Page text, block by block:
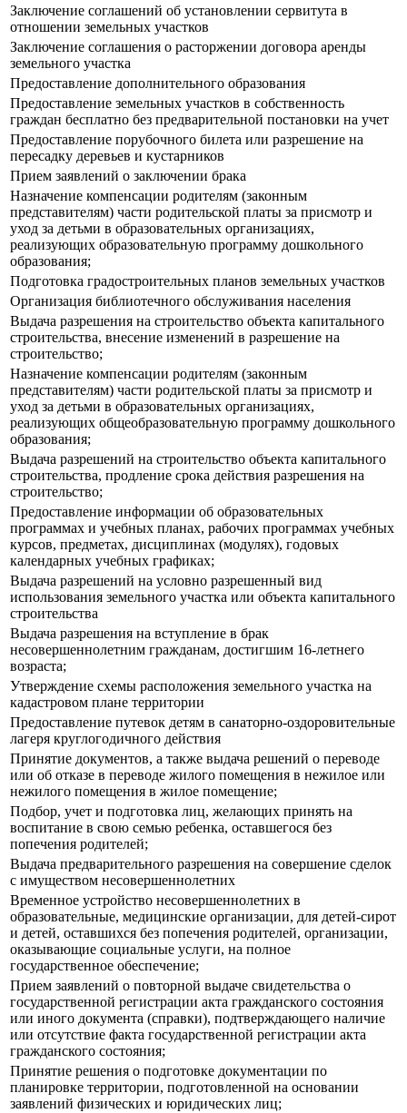
Заключение соглашений об установлении сервитута в
отношении земельных участков
Заключение соглашения о расторжении договора аренды
земельного участка
Предоставление дополнительного образования
Предоставление земельных участков в собственность
граждан бесплатно без предварительной постановки на учет
Предоставление порубочного билета или разрешение на
пересадку деревьев и кустарников
Прием заявлений о заключении брака
Назначение компенсации родителям (законным
представителям) части родительской платы за присмотр и
уход за детьми в образовательных организациях,
реализующих образовательную программу дошкольного
образования;
Подготовка градостроительных планов земельных участков
Организация библиотечного обслуживания населения
Выдача разрешения на строительство объекта капитального
строительства, внесение изменений в разрешение на
строительство;
Назначение компенсации родителям (законным
представителям) части родительской платы за присмотр и
уход за детьми в образовательных организациях,
реализующих общеобразовательную программу дошкольного
образования;
Выдача разрешений на строительство объекта капитального
строительства, продление срока действия разрешения на
строительство;
Предоставление информации об образовательных
программах и учебных планах, рабочих программах учебных
курсов, предметах, дисциплинах (модулях), годовых
календарных учебных графиках;
Выдача разрешений на условно разрешенный вид
использования земельного участка или объекта капитального
строительства
Выдача разрешения на вступление в брак
несовершеннолетним гражданам, достигшим 16-летнего
возраста;
Утверждение схемы расположения земельного участка на
кадастровом плане территории
Предоставление путевок детям в санаторно-оздоровительные
лагеря круглогодичного действия
Принятие документов, а также выдача решений о переводе
или об отказе в переводе жилого помещения в нежилое или
нежилого помещения в жилое помещение;
Подбор, учет и подготовка лиц, желающих принять на
воспитание в свою семью ребенка, оставшегося без
попечения родителей;
Выдача предварительного разрешения на совершение сделок
с имуществом несовершеннолетних
Временное устройство несовершеннолетних в
образовательные, медицинские организации, для детей-сирот
и детей, оставшихся без попечения родителей, организации,
оказывающие социальные услуги, на полное
государственное обеспечение;
Прием заявлений о повторной выдаче свидетельства о
государственной регистрации акта гражданского состояния
или иного документа (справки), подтверждающего наличие
или отсутствие факта государственной регистрации акта
гражданского состояния;
Принятие решения о подготовке документации по
планировке территории, подготовленной на основании
заявлений физических и юридических лиц;